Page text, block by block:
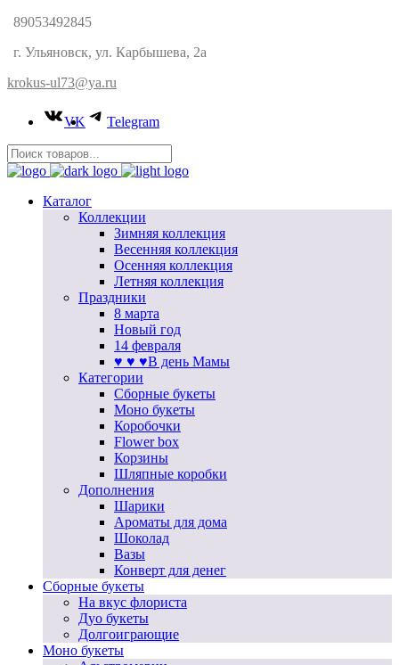
89053492845
г. Ульяновск, ул. Карбышева, 2а
krokus-ul73@ya.ru
VK Telegram
Каталог
Коллекции
Зимняя коллекция
Весенняя коллекция
Осенняя коллекция
Летняя коллекция
Праздники
8 марта
Новый год
14 февраля
♥ ♥ ♥В день Мамы
Категории
Сборные букеты
Моно букеты
Коробочки
Flower box
Корзины
Шляпные коробки
Дополнения
Шарики
Ароматы для дома
Шоколад
Вазы
Конверт для денег
Сборные букеты
На вкус флориста
Дуо букеты
Долгоиграющие
Моно букеты